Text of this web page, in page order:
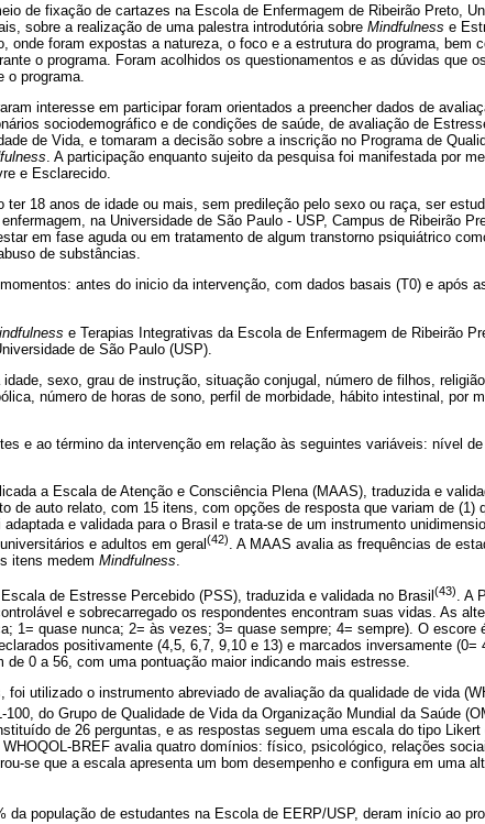
de fixação de cartazes na Escola de Enfermagem de Ribeirão Preto,
sobre a realização de uma palestra introdutória sobre Mindfulness e
onde foram expostas a natureza, o foco e a estrutura do programa, bem
o programa. Foram acolhidos os questionamentos e as dúvidas que os
programa.
interesse em participar foram orientados a preencher dados de
sociodemográfico e de condições de saúde, de avaliação de
de Vida, e tomaram a decisão sobre a inscrição no Programa de
. A participação enquanto sujeito da pesquisa foi manifestada por
e Esclarecido.
ter 18 anos de idade ou mais, sem predileção pelo sexo ou raça, ser
na Universidade de São Paulo - USP, Campus de Ribeirão
em fase aguda ou em tratamento de algum transtorno psiquiátrico
de substâncias.
antes do inicio da intervenção, com dados basais (T0) e após
e Terapias Integrativas da Escola de Enfermagem de Ribeirão
de São Paulo (USP).
sexo, grau de instrução, situação conjugal, número de filhos,
número de horas de sono, perfil de morbidade, hábito intestinal, por
e ao término da intervenção em relação às seguintes variáveis: nível
a Escala de Atenção e Consciência Plena (MAAS), traduzida e
de auto relato, com 15 itens, com opções de resposta que variam de (1)
e validada para o Brasil e trata-se de um instrumento
e adultos em geral(42). A MAAS avalia as frequências de
itens medem Mindfulness.
de Estresse Percebido (PSS), traduzida e validada no Brasil (43). A
e sobrecarregado os respondentes encontram suas vidas. As
1= quase nunca; 2= às vezes; 3= quase sempre; 4= sempre). O escore
positivamente (4,5, 6,7, 9,10 e 13) e marcados inversamente (0=
0 a 56, com uma pontuação maior indicando mais estresse.
utilizado o instrumento abreviado de avaliação da qualidade de vida
do Grupo de Qualidade de Vida da Organização Mundial da Saúde
de 26 perguntas, e as respostas seguem uma escala do tipo Likert
BREF avalia quatro domínios: físico, psicológico, relações
se que a escala apresenta um bom desempenho e configura em uma
da população de estudantes na Escola de EERP/USP, deram início ao